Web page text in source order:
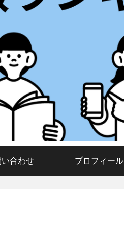
い合わせ プロフィール